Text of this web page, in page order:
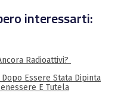
interessarti:
Radioattivi?
Essere Stata Dipinta
E Tutela